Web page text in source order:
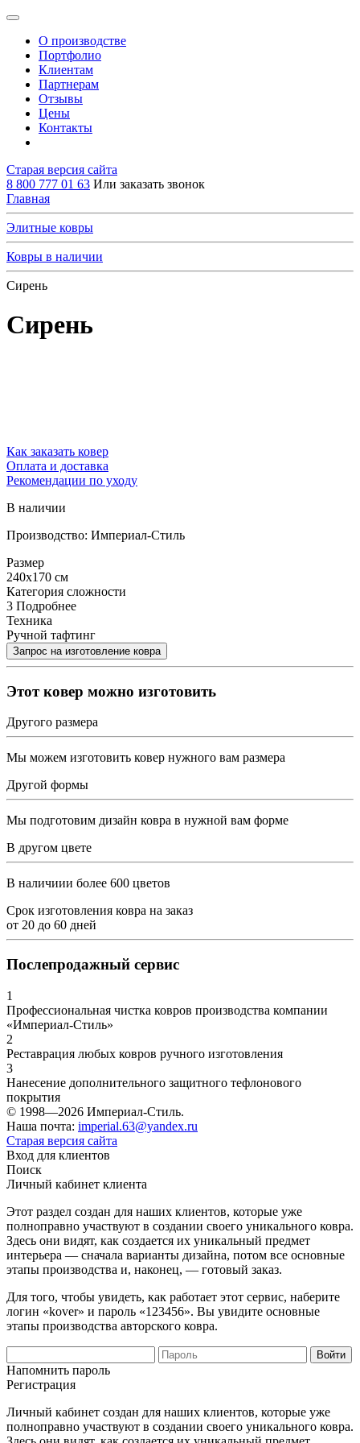
О производстве
Портфолио
Клиентам
Партнерам
Отзывы
Цены
Контакты
Старая версия сайта
8 800 777 01 63 Или заказать звонок
Главная
Элитные ковры
Ковры в наличии
Сирень
Сирень
Как заказать ковер
Оплата и доставка
Рекомендации по уходу
В наличии
Производство: Империал-Стиль
Размер
240x170 см
Категория сложности
3 Подробнее
Техника
Ручной тафтинг
Этот ковер можно изготовить
Другого размера
Мы можем изготовить ковер нужного вам размера
Другой формы
Мы подготовим дизайн ковра в нужной вам форме
В другом цвете
В наличиии более 600 цветов
Срок изготовления ковра на заказ
от 20 до 60 дней
Послепродажный сервис
1
Профессиональная чистка ковров производства компании
«Империал-Стиль»
2
Реставрация любых ковров ручного изготовления
3
Нанесение дополнительного защитного тефлонового
покрытия
© 1998—2026 Империал-Стиль.
Наша почта: imperial.63@yandex.ru
Старая версия сайта
Вход для клиентов
Поиск
Личный кабинет клиента
Этот раздел создан для наших клиентов, которые уже
полноправно участвуют в создании своего уникального ковра.
Здесь они видят, как создается их уникальный предмет
интерьера — сначала варианты дизайна, потом все основные
этапы производства и, наконец, — готовый заказ.
Для того, чтобы увидеть, как работает этот сервис, наберите
логин «kover» и пароль «123456». Вы увидите основные
этапы производства авторского ковра.
Напомнить пароль
Регистрация
Личный кабинет создан для наших клиентов, которые уже
полноправно участвуют в создании своего уникального ковра.